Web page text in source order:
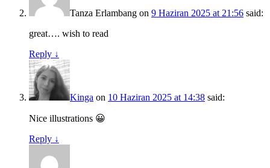
Tanza Erlambang on 9 Haziran 2025 at 21:56 said:
great…. wish to read
Reply ↓
Kinga on 10 Haziran 2025 at 14:38 said:
Nice illustrations 😀
Reply ↓